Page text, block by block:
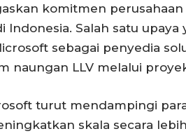
komitmen
Indonesia. Salah satu
sebagai penyedia
naungan LLV melalui
turut mendampingi
skala secara